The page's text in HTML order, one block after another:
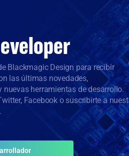
Blackmagic Design para recibir
las últimas novedades,
herramientas de desarrollo.
Facebook o suscribirte a